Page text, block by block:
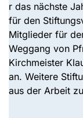
r das nächste
für den
Mitglieder für
Weggang von
Kirchmeister
an. Weitere
aus der Arbeit